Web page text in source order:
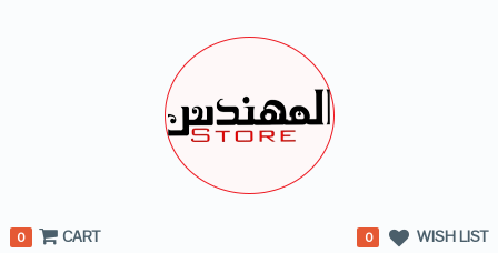
WISH LIST
0
CART
0